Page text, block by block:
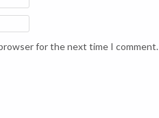
for the next time I comment.